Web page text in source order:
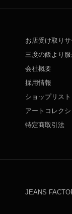
お店受け取り
三度の飯より服
会社概要
採用情報
ショップリスト
アートコレク
特定商取引法
JEANS